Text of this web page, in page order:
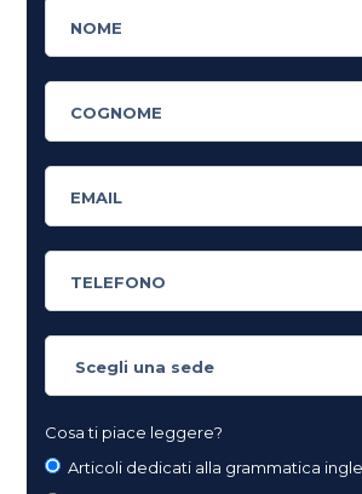
Cosa ti piace leggere?
Articoli dedicati alla grammatica